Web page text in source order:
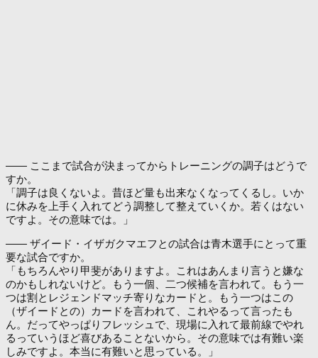
―― ここまで試合が決まってからトレーニングの調子はどうで
すか。
「調子は良くないよ。昔ほど量も出来なくなってくるし。いか
に休みを上手く入れてどう調整して整えていくか。若くはない
ですよ。その意味では。」
―― ザイード・イザガクマエフとの試合は青木選手にとって重
要な試合ですか。
「もちろんやり甲斐がありますよ。これはあんまり言うと嫌な
のかもしれないけど。もう一個、二つ候補を言われて。もう一
つは割とレジェンドマッチ寄りなカードと。もう一つはこの
（ザイードとの）カードを言われて、これやるって言ったも
ん。だってやっぱりフレッシュで、現場に入れて最前線でやれ
るっていうほど喜びあることないから。その意味では有難い楽
しみですよ。本当に有難いと思っている。」